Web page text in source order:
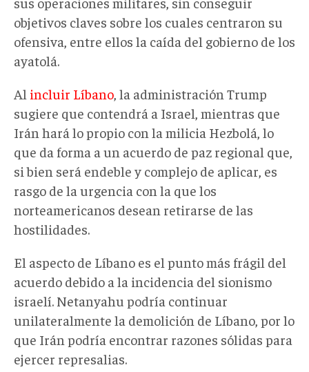
objetivos claves sobre los cuales centraron su
ofensiva, entre ellos la caída del gobierno de los
ayatolá.
Al incluir Líbano , la administración Trump
sugiere que contendrá a Israel, mientras que
Irán hará lo propio con la milicia Hezbolá, lo
que da forma a un acuerdo de paz regional que,
si bien será endeble y complejo de aplicar, es
rasgo de la urgencia con la que los
norteamericanos desean retirarse de las
hostilidades.
El aspecto de Líbano es el punto más frágil del
acuerdo debido a la incidencia del sionismo
israelí. Netanyahu podría continuar
unilateralmente la demolición de Líbano, por lo
que Irán podría encontrar razones sólidas para
ejercer represalias.